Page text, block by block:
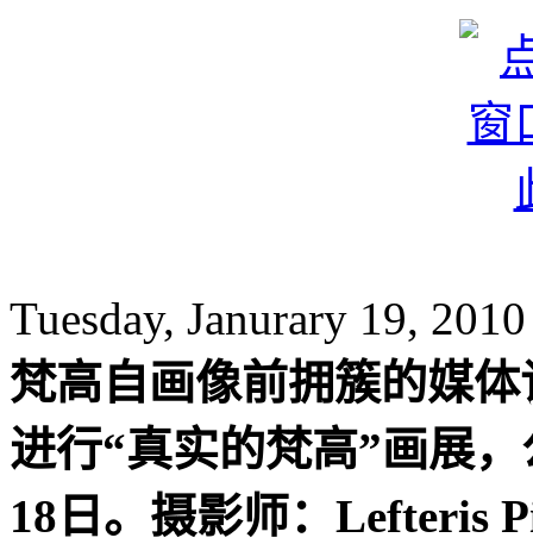
Tuesday, Janurary 19, 2010
梵高自画像前拥簇的媒
进行“真实的梵高”画展
18日。摄影师：Lefteris